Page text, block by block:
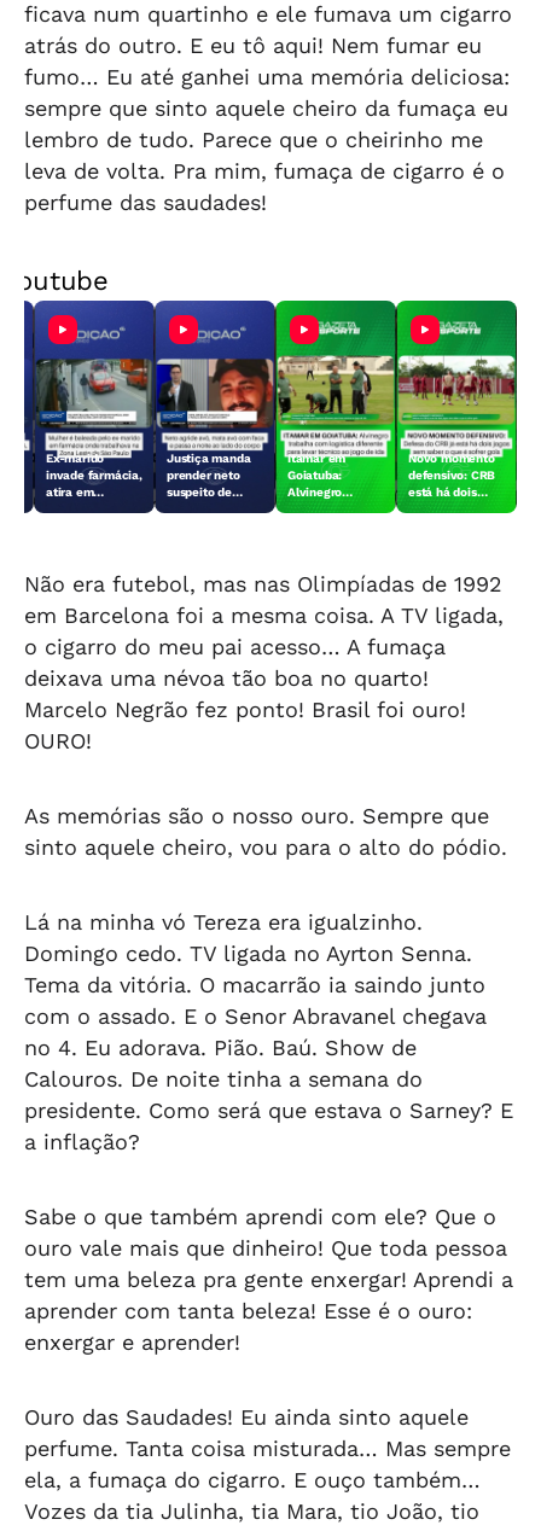
ficava num quartinho e ele fumava um cigarro
atrás do outro. E eu tô aqui! Nem fumar eu
fumo… Eu até ganhei uma memória deliciosa:
sempre que sinto aquele cheiro da fumaça eu
lembro de tudo. Parece que o cheirinho me
leva de volta. Pra mim, fumaça de cigarro é o
perfume das saudades!
Ex-marido
invade farmácia,
atira em
Justiça manda
prender neto
suspeito de
Itamar em
Goiatuba:
Alvinegro
trabalha com
Goiás - 31/7/26
Novo momento
defensivo: CRB
está há dois
jogos sem sofrer
Não era futebol, mas nas Olimpíadas de 1992
em Barcelona foi a mesma coisa. A TV ligada,
o cigarro do meu pai acesso… A fumaça
deixava uma névoa tão boa no quarto!
Marcelo Negrão fez ponto! Brasil foi ouro!
OURO!
As memórias são o nosso ouro. Sempre que
sinto aquele cheiro, vou para o alto do pódio.
Lá na minha vó Tereza era igualzinho.
Domingo cedo. TV ligada no Ayrton Senna.
Tema da vitória. O macarrão ia saindo junto
com o assado. E o Senor Abravanel chegava
no 4. Eu adorava. Pião. Baú. Show de
Calouros. De noite tinha a semana do
presidente. Como será que estava o Sarney? E
a inflação?
Sabe o que também aprendi com ele? Que o
ouro vale mais que dinheiro! Que toda pessoa
tem uma beleza pra gente enxergar! Aprendi a
aprender com tanta beleza! Esse é o ouro:
enxergar e aprender!
Ouro das Saudades! Eu ainda sinto aquele
perfume. Tanta coisa misturada… Mas sempre
ela, a fumaça do cigarro. E ouço também…
Vozes da tia Julinha, tia Mara, tio João, tio